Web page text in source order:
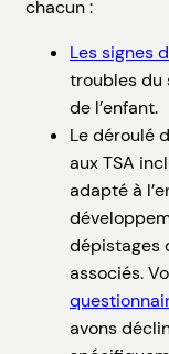
chacun :
Les signes
troubles du
de l’enfant.
Le déroulé
aux TSA
adapté à
dépistages
associés.
avons